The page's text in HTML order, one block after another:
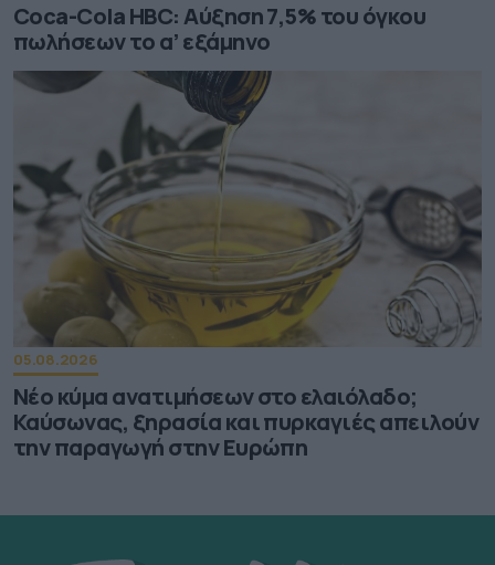
Coca-Cola HBC: Aύξηση 7,5% του όγκου
πωλήσεων το α’ εξάμηνο
05.08.2026
Νέο κύμα ανατιμήσεων στο ελαιόλαδο;
Καύσωνας, ξηρασία και πυρκαγιές απειλούν
την παραγωγή στην Ευρώπη